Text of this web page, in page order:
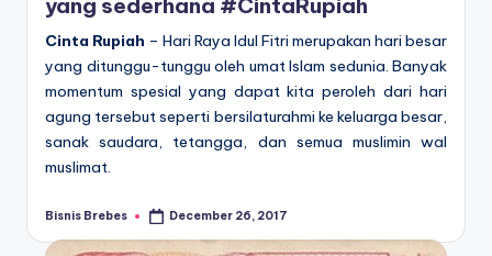
yang sederhana #CintaRupiah
Cinta Rupiah – Hari Raya Idul Fitri merupakan hari besar
yang ditunggu-tunggu oleh umat Islam sedunia. Banyak
momentum spesial yang dapat kita peroleh dari hari
agung tersebut seperti bersilaturahmi ke keluarga besar,
sanak saudara, tetangga, dan semua muslimin wal
muslimat.
Posted
Bisnis Brebes December 26, 2017